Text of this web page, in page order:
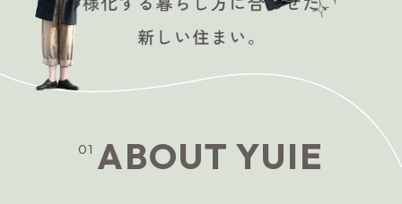
01 ABOUT YUIE